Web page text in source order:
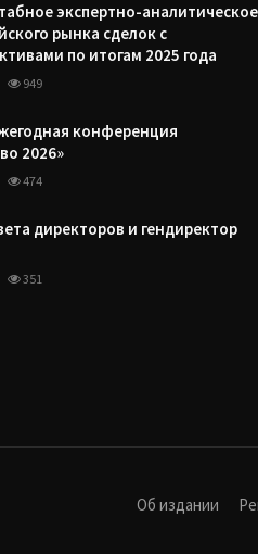
экспертно-аналитическое
рынка сделок с
по итогам 2025 года
949
конференция
2026»
474
директоров и гендиректор
351
Об издании